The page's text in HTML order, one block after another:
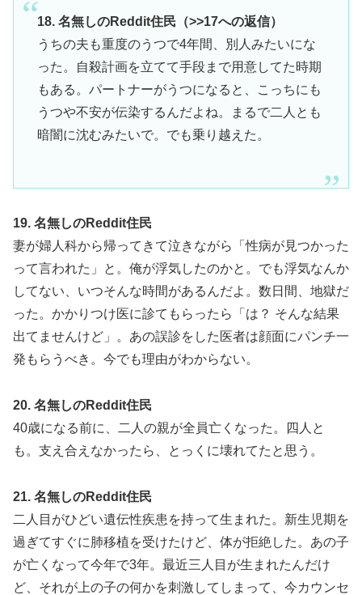
18. 名無しのReddit住民（>>17への返信）
うちの夫も重度のうつで4年間、別人みたいにな
った。自殺計画を立てて手段まで用意してた時期
もある。パートナーがうつになると、こっちにも
うつや不安が伝染するんだよね。まるで二人とも
暗闇に沈むみたいで。でも乗り越えた。
19. 名無しのReddit住民
妻が婦人科から帰ってきて泣きながら「性病が見つかった
って言われた」と。俺が浮気したのかと。でも浮気なんか
してない、いつそんな時間があるんだよ。数日間、地獄だ
った。かかりつけ医に診てもらったら「は？ そんな結果
出てませんけど」。あの誤診をした医者は顔面にパンチ一
発もらうべき。今でも理由がわからない。
20. 名無しのReddit住民
40歳になる前に、二人の親が全員亡くなった。四人と
も。支え合えなかったら、とっくに壊れてたと思う。
21. 名無しのReddit住民
二人目がひどい遺伝性疾患を持って生まれた。新生児期を
過ぎてすぐに肺移植を受けたけど、体が拒絶した。あの子
が亡くなって今年で3年。最近三人目が生まれたんだけ
ど、それが上の子の何かを刺激してしまって、今カウンセ